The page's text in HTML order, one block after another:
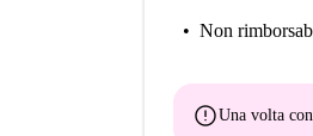
Non
errorUna volta